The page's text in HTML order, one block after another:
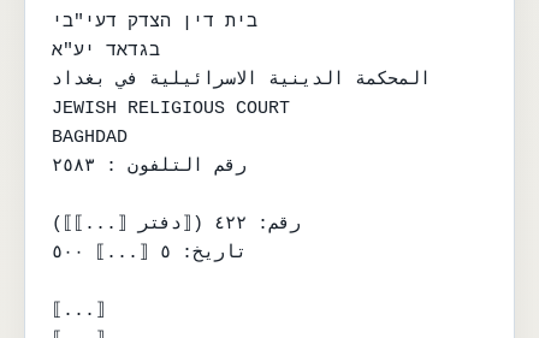
בית דין הצדק דעי"בי
בגדאד יע"א
المحكمة الدينية الاسرائيلية في بغداد
JEWISH RELIGIOUS COURT
BAGHDAD
رقم التلفون : ٢٥٨٣
رقم: ٤٢٢ (⟦دفتر ⟦...⟧⟧)
تاريخ: ٥ ⟦...⟧ ٥٠٠
⟦...⟧